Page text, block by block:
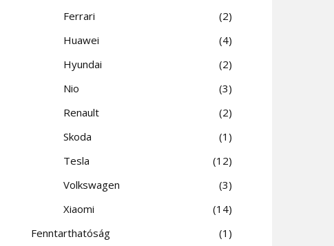
Ferrari
2
Huawei
4
Hyundai
2
Nio
3
Renault
2
Skoda
1
Tesla
12
Volkswagen
3
Xiaomi
14
Fenntarthatóság
1